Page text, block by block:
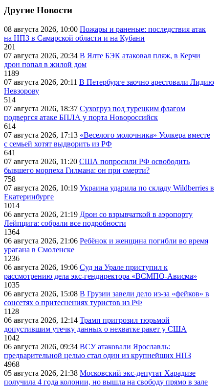
Другие Новости
08 августа 2026, 10:00 Пожары и раненые: последствия атак
на НПЗ в Самарской области и на Кубани
201
07 августа 2026, 20:34 В Ялте БЭК атаковал пляж, в Керчи
дрон попал в жилой дом
1189
07 августа 2026, 20:11 В Петербурге заочно арестовали Лидию
Невзорову
514
07 августа 2026, 18:37 Сухогруз под турецким флагом
подвергся атаке БПЛА у порта Новороссийск
614
07 августа 2026, 17:13 «Веселого молочника» Уолкера вместе
с семьей хотят выдворить из РФ
641
07 августа 2026, 11:20 США попросили РФ освободить
бывшего морпеха Гилмана: он при смерти?
758
07 августа 2026, 10:19 Украина ударила по складу Wildberries в
Екатеринбурге
1014
06 августа 2026, 21:19 Дрон со взрывчаткой в аэропорту
Лейпцига: собрали все подробности
1364
06 августа 2026, 21:06 Ребёнок и женщина погибли во время
урагана в Смоленске
1236
06 августа 2026, 19:06 Суд на Урале приступил к
рассмотрению дела экс-гендиректора «ВСМПО-Ависма»
1035
06 августа 2026, 15:08 В Грузии завели дело из-за «фейков» в
соцсетях о притеснениях туристов из РФ
1128
06 августа 2026, 12:14 Трамп пригрозил тюрьмой
допустившим утечку данных о нехватке ракет у США
1042
06 августа 2026, 09:34 ВСУ атаковали Ярославль:
предварительной целью стал один из крупнейших НПЗ
4968
05 августа 2026, 21:38 Московский экс-депутат Харадизе
получила 4 года колонии, но вышла на свободу прямо в зале